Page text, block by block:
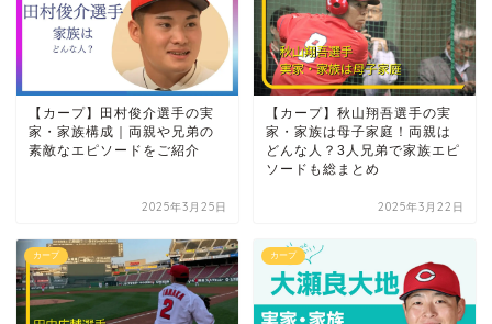
【カープ】田村俊介選手の実
家・家族構成｜両親や兄弟の
素敵なエピソードをご紹介
2025年3月25日
【カープ】秋山翔吾選手の実
家・家族は母子家庭！両親は
どんな人？3人兄弟で家族エピ
ソードも総まとめ
2025年3月22日
カープ カープ